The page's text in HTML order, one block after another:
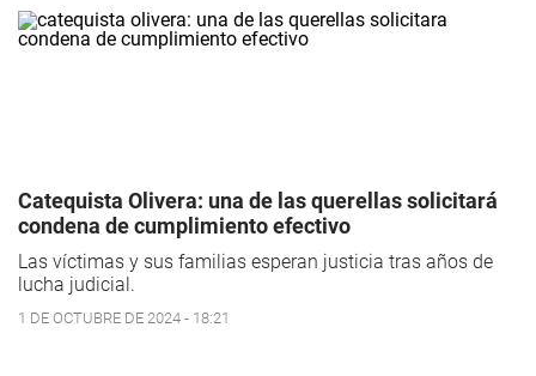
Catequista Olivera: una de las querellas solicitará
condena de cumplimiento efectivo
Las víctimas y sus familias esperan justicia tras años de
lucha judicial.
1 DE OCTUBRE DE 2024 - 18:21